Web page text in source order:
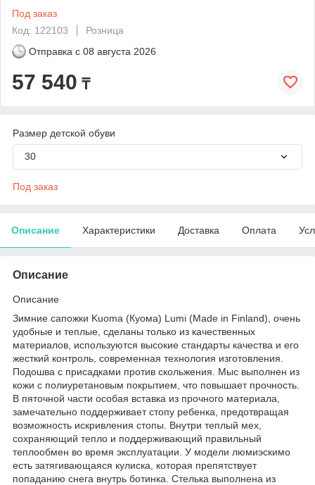
Под заказ
Код: 122103
Розница
Отправка с 08 августа 2026
57 540 ₸
Размер детской обуви
30
Под заказ
Описание Характеристики Доставка Оплата
Описание
Описание
Зимние сапожки Kuoma (Куома) Lumi (Made in Finland), очень
удобные и теплые, сделаны только из качественных
материалов, используются высокие стандарты качества и его
жесткий контроль, современная технология изготовления.
Подошва с присадками против скольжения. Мыс выполнен из
кожи с полиуретановым покрытием, что повышает прочность.
В пяточной части особая вставка из прочного материала,
замечательно поддерживает стопу ребенка, предотвращая
возможность искривления стопы. Внутри теплый мех,
сохраняющий тепло и поддерживающий правильный
теплообмен во время эксплуатации. У модели люмиэскимо
есть затягивающаяся кулиска, которая препятствует
попаданию снега внутрь ботинка. Стелька выполнена из